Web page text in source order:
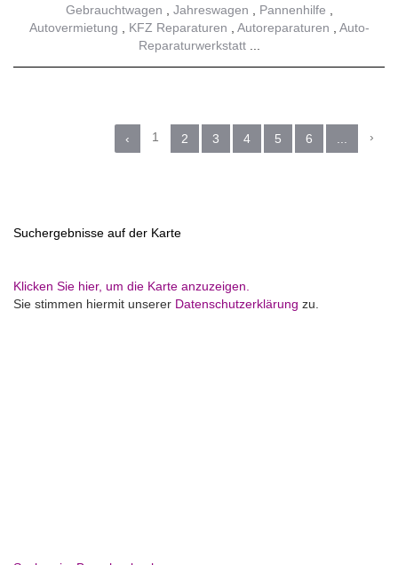
Gebrauchtwagen
Jahreswagen
Pannenhilfe
Autovermietung
KFZ Reparaturen Autoreparaturen
Auto-
Reparaturwerkstatt
‹ 1 2 3 4 5 6 ›
Suchergebnisse auf der Karte
Klicken Sie hier, um die Karte anzuzeigen.
Sie stimmen hiermit unserer Datenschutzerklärung zu.